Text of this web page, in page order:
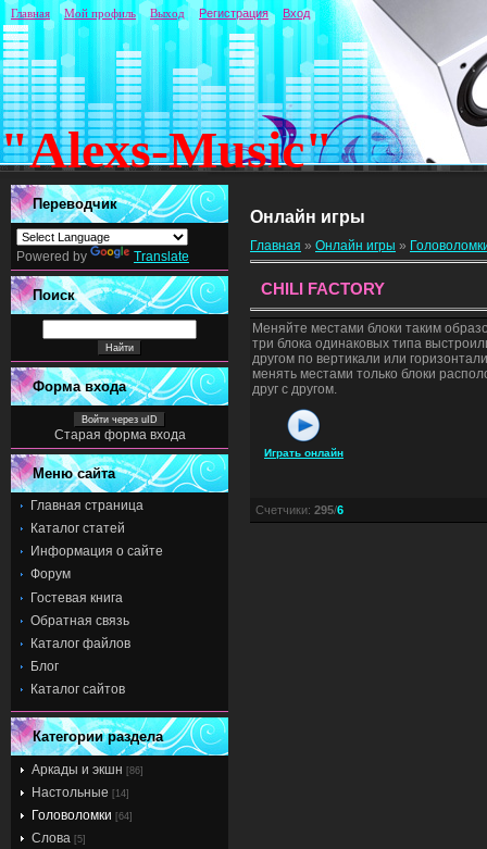
"Alexs-Music"
Главная Мой профиль Выход Регистрация Вход
Переводчик
Powered by Translate
Поиск
Форма входа
Войти через uID
Старая форма входа
Меню сайта
Главная страница
Каталог статей
Информация о сайте
Форум
Гостевая книга
Обратная связь
Каталог файлов
Блог
Каталог сайтов
Категории раздела
Аркады и экшн [86]
Настольные [14]
Головоломки [64]
Слова [5]
Онлайн игры
Главная » Онлайн игры »
CHILI FACTORY
Меняйте местами блоки таким
три блока одинаковых типа
другом по вертикали или
менять местами только блоки
друг с другом.
Играть онлайн
Счетчики: 295/6